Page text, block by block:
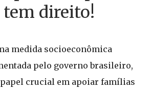
tem direito!
medida socioeconômica
pelo governo brasileiro,
crucial em apoiar famílias